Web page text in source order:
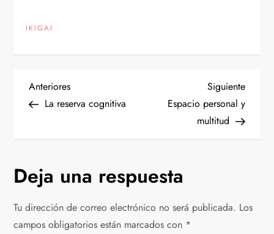
IKIGAI
N
e
g
Entrada
anterior
Anteriores
La reserva cognitiva
Siguiente
Espacio personal y
multitud
Deja una respuesta
Tu dirección de correo electrónico no será publicada. Los
campos obligatorios están marcados con *